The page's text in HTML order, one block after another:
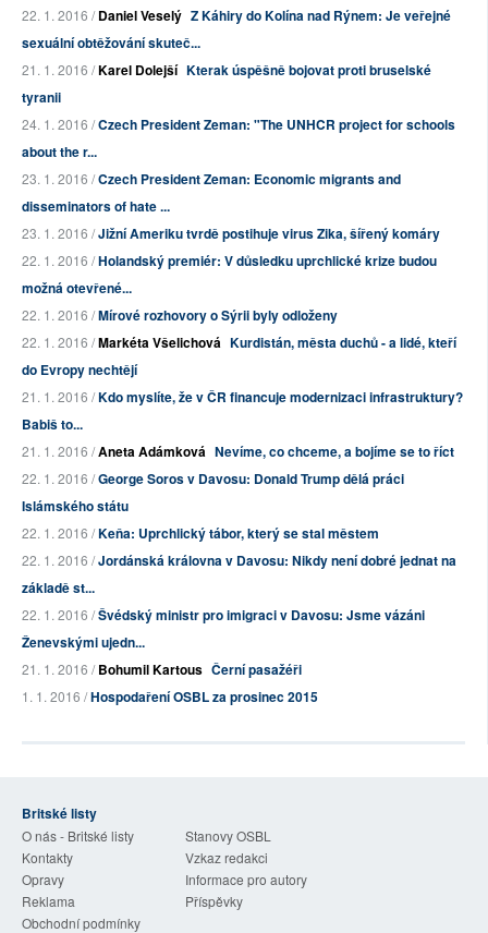
22. 1. 2016 /Daniel Veselý Z Káhiry do Kolína nad Rýnem: Je veřejné
sexuální obtěžování skuteč...
21. 1. 2016 /Karel Dolejší Kterak úspěšně bojovat proti bruselské
tyranii
24. 1. 2016 /Czech President Zeman: "The UNHCR project for schools
about the r...
23. 1. 2016 /Czech President Zeman: Economic migrants and
disseminators of hate ...
23. 1. 2016 /Jižní Ameriku tvrdě postihuje virus Zika, šířený komáry
22. 1. 2016 /Holandský premiér: V důsledku uprchlické krize budou
možná otevřené...
22. 1. 2016 /Mírové rozhovory o Sýrii byly odloženy
22. 1. 2016 /Markéta Všelichová Kurdistán, města duchů - a lidé, kteří
do Evropy nechtějí
21. 1. 2016 /Kdo myslíte, že v ČR financuje modernizaci infrastruktury?
Babiš to...
21. 1. 2016 /Aneta Adámková Nevíme, co chceme, a bojíme se to říct
22. 1. 2016 /George Soros v Davosu: Donald Trump dělá práci
Islámského státu
22. 1. 2016 /Keňa: Uprchlický tábor, který se stal městem
22. 1. 2016 /Jordánská královna v Davosu: Nikdy není dobré jednat na
základě st...
22. 1. 2016 /Švédský ministr pro imigraci v Davosu: Jsme vázáni
Ženevskými ujedn...
21. 1. 2016 /Bohumil Kartous Černí pasažéři
1. 1. 2016 /Hospodaření OSBL za prosinec 2015
Britské listy
O nás - Britské listy
Stanovy OSBL
Kontakty
Vzkaz redakci
Opravy
Informace pro autory
Reklama
Příspěvky
Obchodní podmínky